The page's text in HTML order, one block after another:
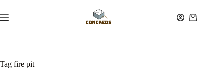
do
treści
Koszyk
Tag fire pit